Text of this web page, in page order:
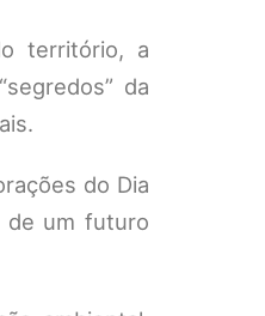
território, a
da
do Dia
de um futuro